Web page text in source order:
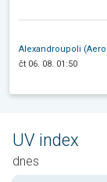
Alexandroupoli
čt 06. 08. 01:50
UV index
dnes